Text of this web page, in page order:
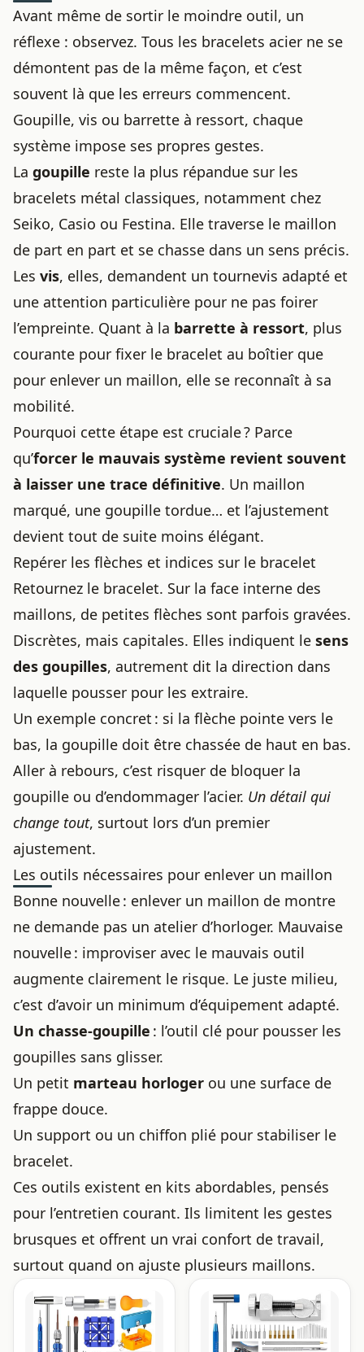
Avant même de sortir le moindre outil, un
réflexe : observez. Tous les bracelets acier ne se
démontent pas de la même façon, et c’est
souvent là que les erreurs commencent.
Goupille, vis ou barrette à ressort, chaque
système impose ses propres gestes.
La goupille reste la plus répandue sur les
bracelets métal classiques, notamment chez
Seiko, Casio ou Festina. Elle traverse le maillon
de part en part et se chasse dans un sens précis.
Les vis, elles, demandent un tournevis adapté et
une attention particulière pour ne pas foirer
l’empreinte. Quant à la barrette à ressort, plus
courante pour fixer le bracelet au boîtier que
pour enlever un maillon, elle se reconnaît à sa
mobilité.
Pourquoi cette étape est cruciale ? Parce
qu’forcer le mauvais système revient souvent
à laisser une trace définitive. Un maillon
marqué, une goupille tordue… et l’ajustement
devient tout de suite moins élégant.
Repérer les flèches et indices sur le bracelet
Retournez le bracelet. Sur la face interne des
maillons, de petites flèches sont parfois gravées.
Discrètes, mais capitales. Elles indiquent le sens
des goupilles, autrement dit la direction dans
laquelle pousser pour les extraire.
Un exemple concret : si la flèche pointe vers le
bas, la goupille doit être chassée de haut en bas.
Aller à rebours, c’est risquer de bloquer la
goupille ou d’endommager l’acier. Un détail qui
change tout, surtout lors d’un premier
ajustement.
Les outils nécessaires pour enlever un maillon
Bonne nouvelle : enlever un maillon de montre
ne demande pas un atelier d’horloger. Mauvaise
nouvelle : improviser avec le mauvais outil
augmente clairement le risque. Le juste milieu,
c’est d’avoir un minimum d’équipement adapté.
Un chasse-goupille : l’outil clé pour pousser les
goupilles sans glisser.
Un petit marteau horloger ou une surface de
frappe douce.
Un support ou un chiffon plié pour stabiliser le
bracelet.
Ces outils existent en kits abordables, pensés
pour l’entretien courant. Ils limitent les gestes
brusques et offrent un vrai confort de travail,
surtout quand on ajuste plusieurs maillons.